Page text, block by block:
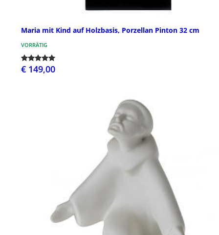
Maria mit Kind auf Holzbasis, Porzellan Pinton 32 cm
VORRÄTIG
€ 149,00